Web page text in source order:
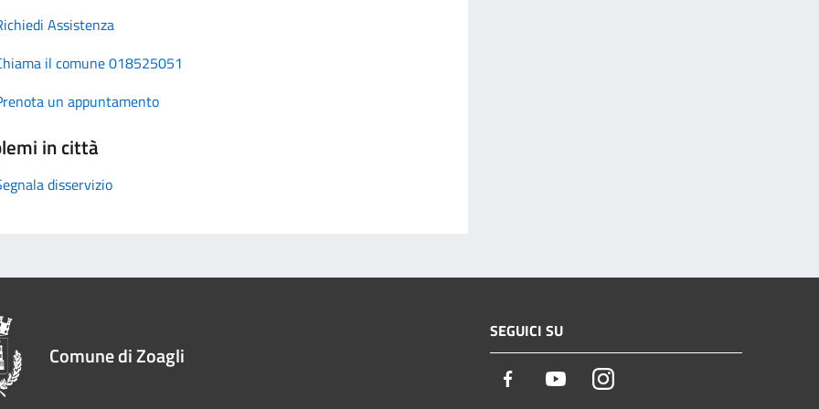
Assistenza
il comune 018525051
un appuntamento
in città
disservizio
Comune di Zoagli
SEGUICI SU
Facebook YoutubeInstagram